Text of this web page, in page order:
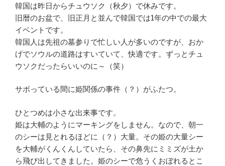
韓国は昨日からチュウソク（秋夕）で休みです。
旧暦のお盆で、旧正月と並んで韓国では1年の中での最大
イベントです。
韓国人は先祖の墓参りで忙しい人が多いのですが、おか
げでソウルの道路はすいていて、快適です。ずっとチュ
ウソクだったらいいのに～（笑）
サボっている間に姫関係の事件（？）がふたつ。
ひとつめは小さな出来事です。
姫は大輔のようにマーキングをしません。なので、朝一
のシーは見とれるほどに（？）大量。その姫の大量シー
を大輔がくんくんしていたら、その鼻先にミミズが土か
ら飛び出してきました。姫のシーで危うくおぼれるとこ